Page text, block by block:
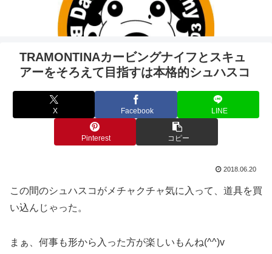
TRAMONTINAカービングナイフとスキュ
アーをそろえて目指すは本格的シュハスコ
X Facebook LINE
Pinterest コピー
2018.06.20
この間のシュハスコがメチャクチャ気に入って、道具を買
い込んじゃった。
まぁ、何事も形から入った方が楽しいもんね(^^)v